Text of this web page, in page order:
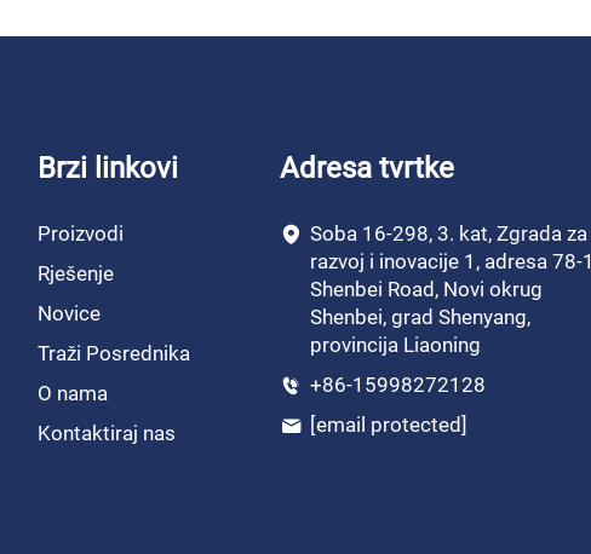
Brzi linkovi
Proizvodi
Rješenje
Novice
Traži Posrednika
O nama
Kontaktiraj nas
Adresa tvrtke
Soba 16-298, 3. kat, Zgrada za
razvoj i inovacije 1, adresa 78-1
Shenbei Road, Novi okrug
Shenbei, grad Shenyang,
provincija Liaoning
+86-15998272128
[email protected]